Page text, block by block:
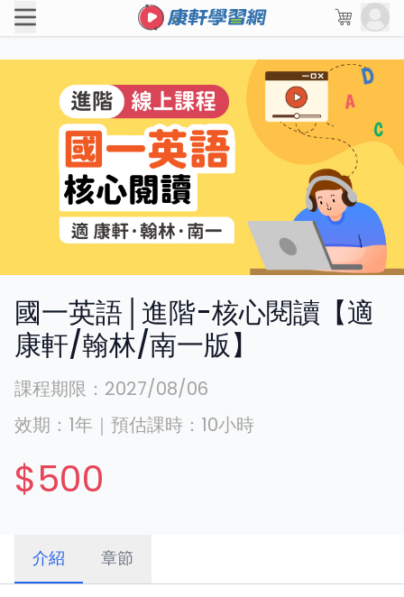
國一英語│進階-核心閱讀【適
康軒/翰林/南一版】
課程期限： 2027/08/06
效期： 1年 ｜ 預估課時： 10小時
$500
介紹 章節